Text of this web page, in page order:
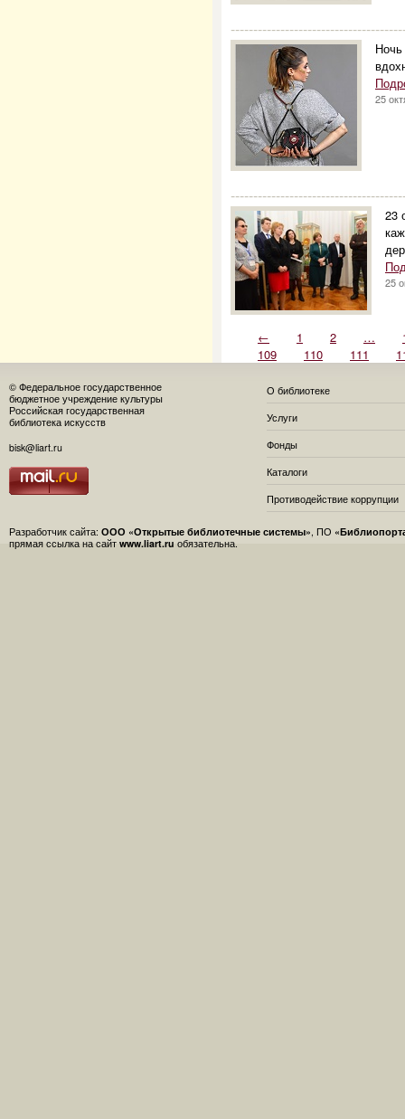
Ночь
25
23
25
← 1 2 …
109
110 111
© Федеральное государственное
бюджетное учреждение культуры
Российская государственная
библиотека искусств
bisk@liart.ru
О библиотеке
Услуги
Фонды
Каталоги
Противодействие коррупции
Разработчик сайта: ООО «Открытые библиотечные системы», ПО
прямая ссылка на сайт www.liart.ru обязательна.